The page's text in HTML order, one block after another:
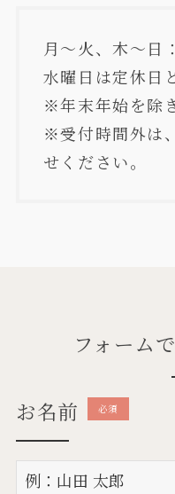
月～火、木～日
水曜日は定休日
※年末年始を除
※受付時間外は
せください。
フォーム
お名前 必須